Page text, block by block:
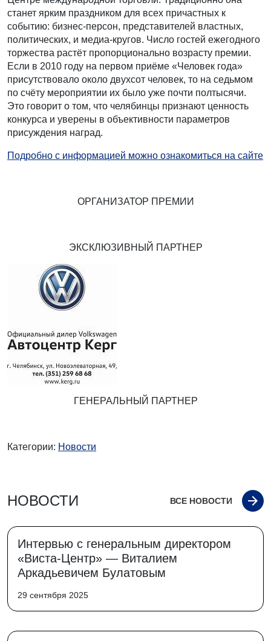
станет ярким праздником для всех причастных к
событию: бизнес-персон, представителей властных,
политических, и медиа-кругов. Число гостей ежегодного
торжества растёт пропорционально возрасту премии.
Если в 2010 году на первом приёме «Человек года»
присутствовало около двухсот человек, то на седьмом
по счёту мероприятии их было уже почти полтысячи.
Это говорит о том, что челябинцы признают ценность
конкурса и уверены в объективности параметров
присуждения наград.
Подробно с информацией можно ознакомиться на сайте
ОРГАНИЗАТОР ПРЕМИИ
ЭКСКЛЮЗИВНЫЙ ПАРТНЕР
ГЕНЕРАЛЬНЫЙ ПАРТНЕР
Категории: Новости
НОВОСТИ ВСЕ НОВОСТИ
Интервью с генеральным директором
«Виста-Центр» — Виталием
Аркадьевичем Булатовым
29 сентября 2025